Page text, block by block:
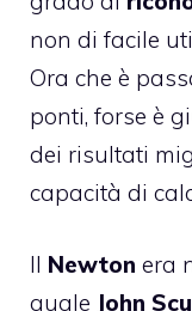
non di facile
Ora che è
ponti, forse è
dei risultati
capacità di
Il Newton era
quale John